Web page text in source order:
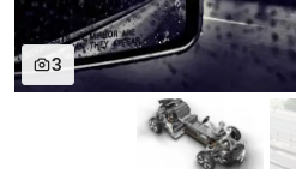
3